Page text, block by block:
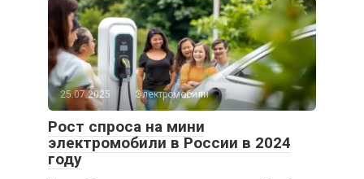
25.07.2025 Электромобили
Рост спроса на мини
электромобили в России в 2024
году